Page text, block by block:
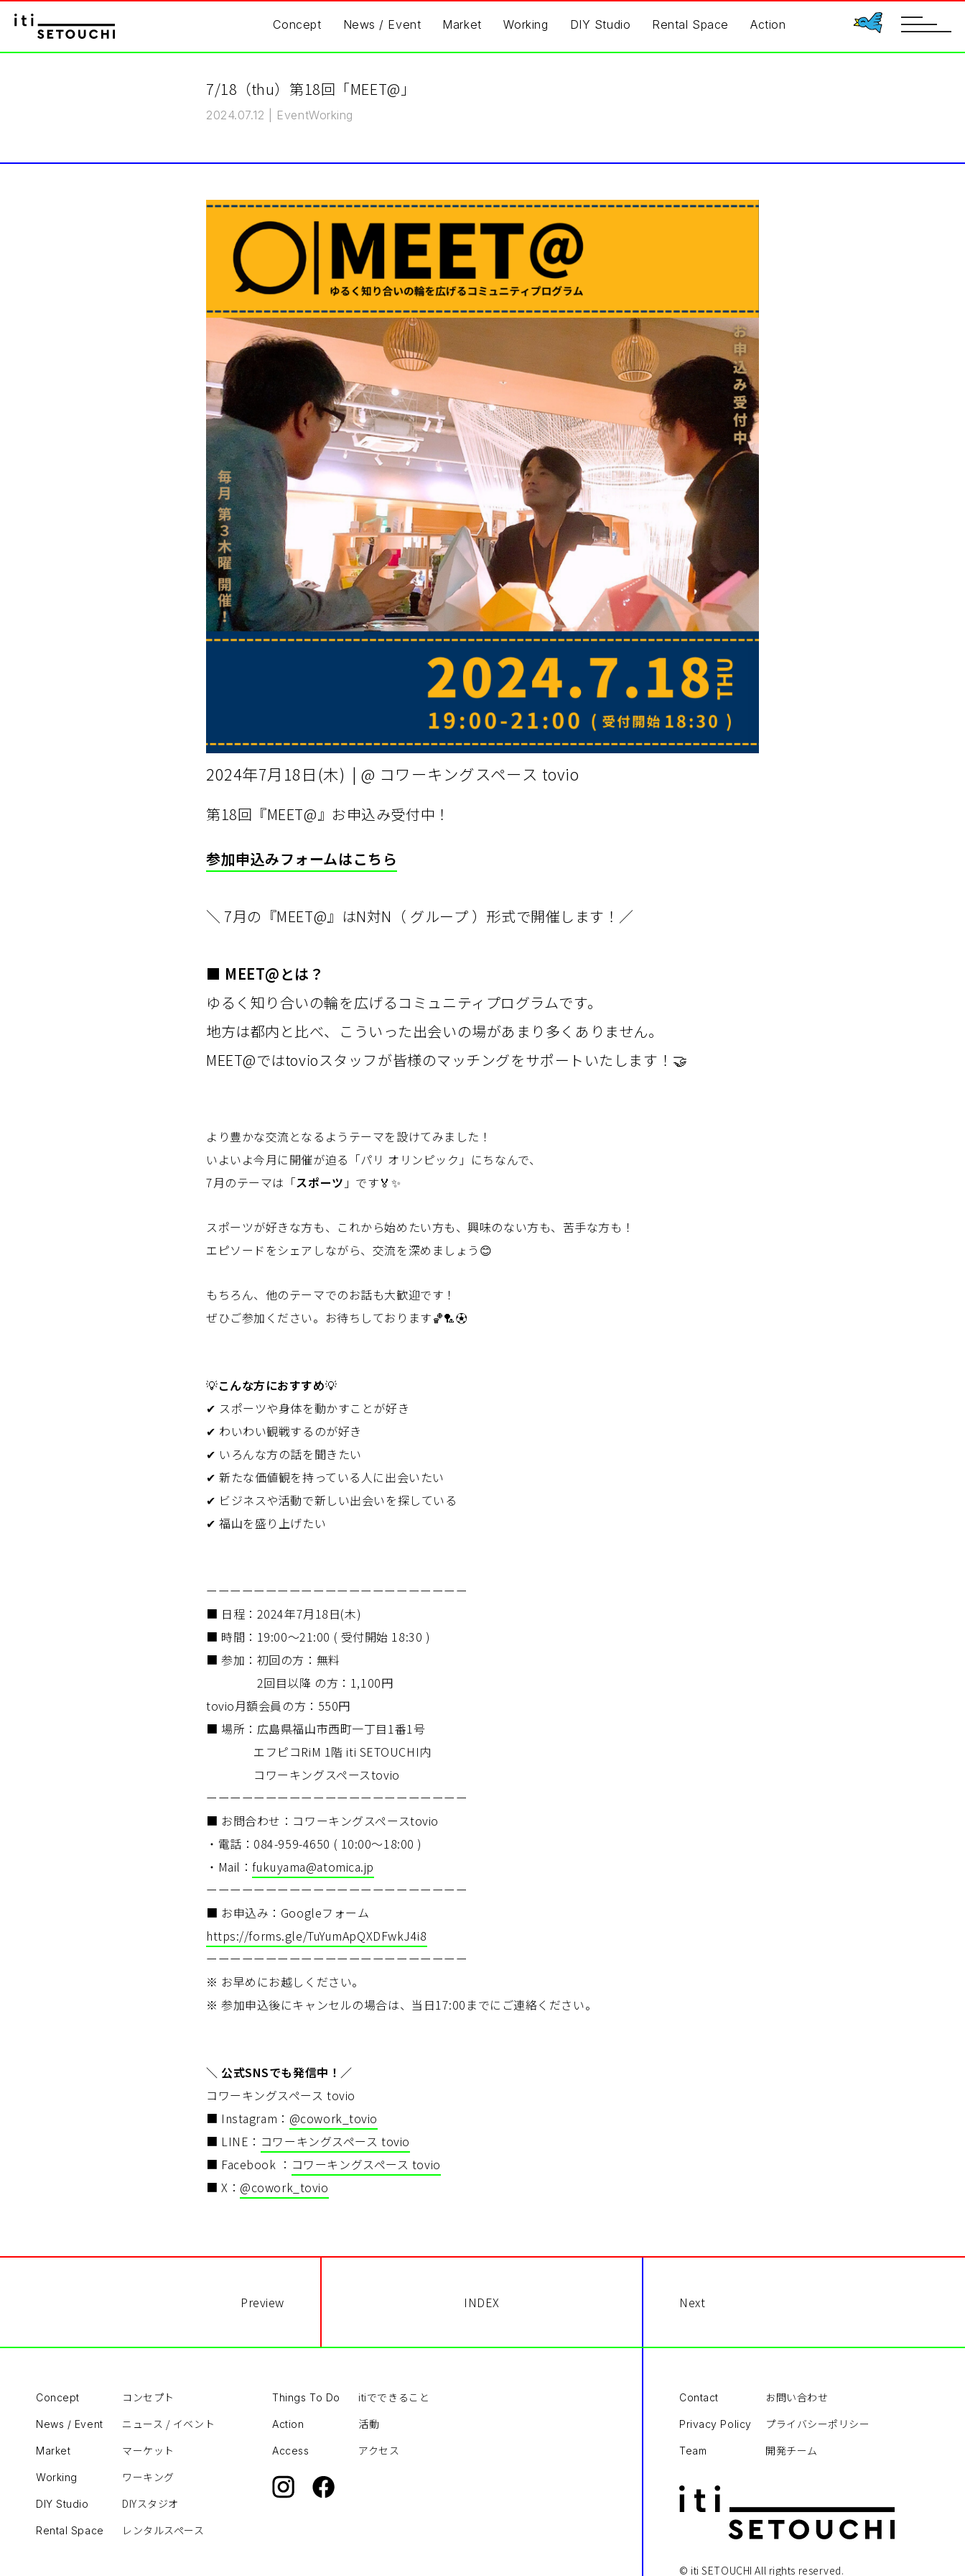
Concept News / Event Market Working DIY Studio Rental Space Action
toggle
7/18（thu）第18回「MEET@」
2024.07.12 EventWorking
2024年7月18日(木) | @ コワーキングスペース tovio
第18回『MEET@』お申込み受付中！
参加申込みフォームはこちら
＼ 7月の『MEET@』はN対N（ グループ ）形式で開催します！／
■ MEET@とは？
ゆるく知り合いの輪を広げるコミュニティプログラムです。
地方は都内と比べ、こういった出会いの場があまり多くありません。
MEET@ではtovioスタッフが皆様のマッチングをサポートいたします！🤝
より豊かな交流となるようテーマを設けてみました！
いよいよ今月に開催が迫る「パリ オリンピック」にちなんで、
7月のテーマは「スポーツ 」です🏅✨
スポーツが好きな方も、これから始めたい方も、興味のない方も、苦手な方も！
エピソードをシェアしながら、交流を深めましょう😊
もちろん、他のテーマでのお話も大歓迎です！
ぜひご参加ください。お待ちしております🏀🏸⚽
💡こんな方におすすめ💡
✔ スポーツや身体を動かすことが好き
✔ わいわい観戦するのが好き
✔ いろんな方の話を聞きたい
✔ 新たな価値観を持っている人に出会いたい
✔ ビジネスや活動で新しい出会いを探している
✔ 福山を盛り上げたい
ーーーーーーーーーーーーーーーーーーーーーー
■ 日程：2024年7月18日(木)
■ 時間：19:00〜21:00 ( 受付開始 18:30 )
■ 参加：初回の方：無料
2回目以降 の方：1,100円
tovio月額会員の方：550円
■ 場所：広島県福山市西町一丁目1番1号
エフピコRiM 1階 iti SETOUCHI内
コワーキングスペースtovio
ーーーーーーーーーーーーーーーーーーーーーー
■ お問合わせ：コワーキングスペースtovio
・電話：084-959-4650 ( 10:00〜18:00 )
・Mail：fukuyama@atomica.jp
ーーーーーーーーーーーーーーーーーーーーーー
■ お申込み：Googleフォーム
https://forms.gle/TuYumApQXDFwkJ4i8
ーーーーーーーーーーーーーーーーーーーーーー
※ お早めにお越しください。
※ 参加申込後にキャンセルの場合は、当日17:00までにご連絡ください。
＼ 公式SNSでも発信中！／
コワーキングスペース tovio
■ Instagram： @cowork_tovio
■ LINE： コワーキングスペース tovio
■ Facebook ： コワーキングスペース tovio
■ X： @cowork_tovio
Preview INDEX Next
Concept コンセプト
News / Event ニュース / イベント
Market マーケット
Working ワーキング
DIY Studio DIYスタジオ
Rental Space レンタルスペース
Things To Do itiでできること
Action 活動
Access アクセス
Contact お問い合わせ
Privacy Policy プライバシーポリシー
Team 開発チーム
© iti SETOUCHI All rights reserved.